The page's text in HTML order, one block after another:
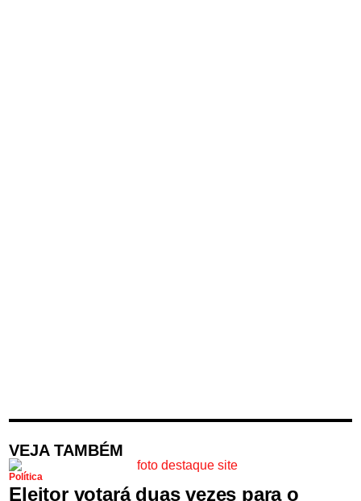
VEJA TAMBÉM
Política
Eleitor votará duas vezes para o